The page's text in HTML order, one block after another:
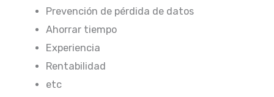
Prevención de pérdida de datos
Ahorrar tiempo
Experiencia
Rentabilidad
etc